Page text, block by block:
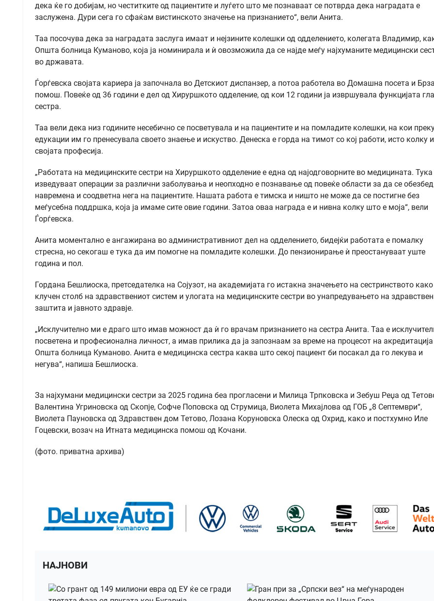
дека ќе го добијам, но честитките од пациентите и луѓето што ме познаваат се потврда дека наградата е
заслужена. Дури сега го сфаќам вистинското значење на признанието“, вели Анита.
Таа посочува дека за наградата заслуга имаат и нејзините колешки од одделението, колегата Владимир,
Општа болница Куманово, која ја номинирала и ѝ овозможила да се најде меѓу најхуманите медицински
во државата.
Ѓорѓевска својата кариера ја започнала во Детскиот диспанзер, а потоа работела во Домашна посета и
помош. Повеќе од 36 години е дел од Хируршкото одделение, од кои 12 години ја извршувала функцијата
сестра.
Таа вели дека низ годините несебично се посветувала и на пациентите и на помладите колешки, на кои
едукации им го пренесувала своето знаење и искуство. Денеска е горда на тимот со кој работи, исто колку
својата професија.
„Работата на медицинските сестри на Хируршкото одделение е една од најодговорните во медицината. Тука
изведуваат операции за различни заболувања и неопходно е познавање од повеќе области за да се
навремена и соодветна нега на пациентите. Нашата работа е тимска и ништо не може да се постигне без
меѓусебна поддршка, која ја имаме сите овие години. Затоа оваа награда е и нивна колку што е моја“, вели
Ѓорѓевска.
Анита моментално е ангажирана во административниот дел на одделението, бидејќи работата е помалку
стресна, но секогаш е тука да им помогне на помладите колешки. До пензионирање ѝ преостануваат уште
година и пол.
Гордана Бешлиоска, претседателка на Сојузот, на академијата го истакна значењето на сестринството како
клучен столб на здравствениот систем и улогата на медицинските сестри во унапредувањето на
заштита и јавното здравје.
„Исклучително ми е драго што имав можност да ѝ го врачам признанието на сестра Анита. Таа е
посветена и професионална личност, а имав прилика да ја запознаам за време на процесот на
Општа болница Куманово. Анита е медицинска сестра каква што секој пациент би посакал да го лекува и
негува“, напиша Бешлиоска.
За најхумани медицински сестри за 2025 година беа прогласени и Милица Трпковска и Зебуш Реџа од
Валентина Угриновска од Скопје, Софче Поповска од Струмица, Виолета Михајлова од ГОБ „8 Септември“,
Виолета Пауновска од Здравствен дом Тетово, Лозана Коруновска Олеска од Охрид, како и постхумно Иле
Гоцевски, возач на Итната медицинска помош од Кочани.
(фото. приватна архива)
НАЈНОВИ